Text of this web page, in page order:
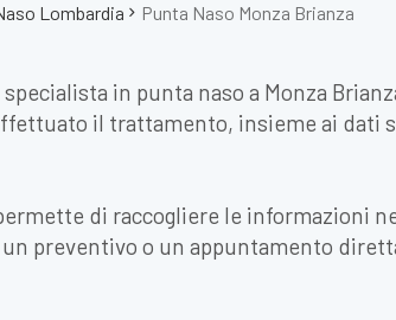
Lombardia Punta Naso Monza Brianza
in punta naso a Monza
il trattamento, insieme ai dati
di raccogliere le informazioni
preventivo o un appuntamento